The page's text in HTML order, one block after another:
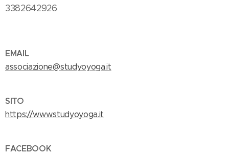
3382642926
EMAIL
associazione@studyoyoga.it
SITO
https://www.studyoyoga.it
FACEBOOK